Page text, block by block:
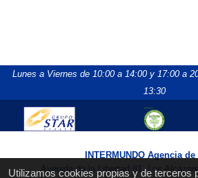
Utilizamos cookies propias y de terceros
Lunes a Viernes de 10:00 a 14:00 y 17:00 a
13:30
INTERMUNDO Agencia
Avenida de la Libertad 81, Los